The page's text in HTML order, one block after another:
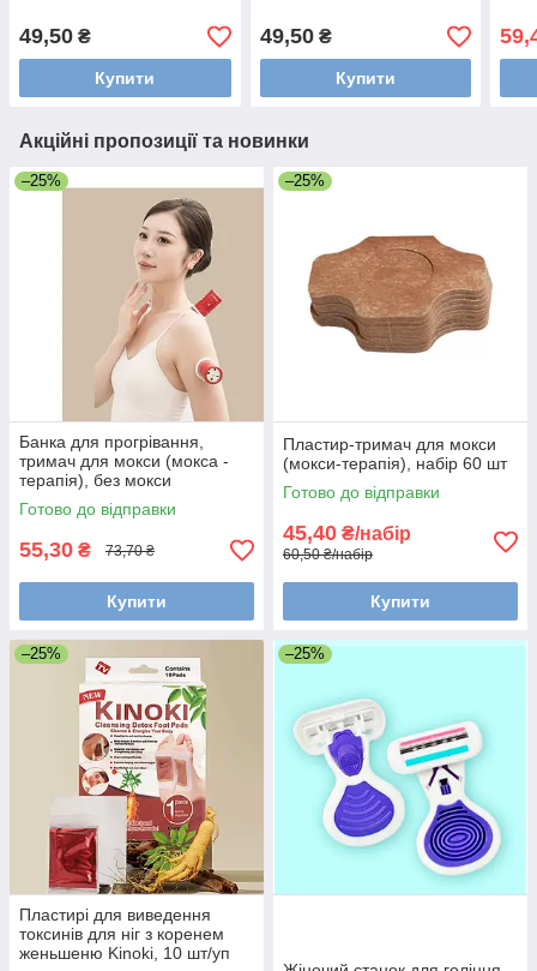
49,50 ₴
Купити
49,50₴
Купити
Акційні пропозиції та новинки
–25%
Банка для прогрівання,
тримач для мокси (мокса -
терапія), без мокси
Готово до відправки
55,30 ₴ 73,70 ₴
Купити
–25%
Пластир-тримач для мокси
(мокси-терапія), набір 60 шт
Готово до відправки
45,40 ₴/набір
60,50 ₴/набір
Купити
–25%
Пластирі для виведення
токсинів для ніг з коренем
женьшеню Kinoki, 10 шт/уп
–25%